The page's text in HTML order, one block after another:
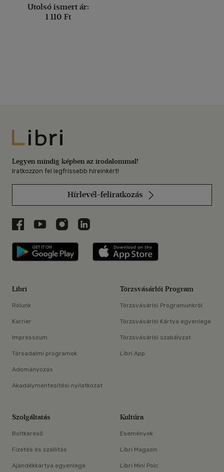
Utolsó ismert ár:
1 110 Ft
Libri
Legyen mindig képben az irodalommal!
Iratkozzon fel legfrissebb híreinkért!
Hírlevél-feliratkozás
Libri a Facebookon
Libri a Youtube-on
Libri az Instagramon
Libri a LinkedInen
Libri applikáció Szerezd meg: Google
Libri
Rólunk
Karrier
Impresszum
Társadalmi programok
Adományozás
Akadálymentesítési nyilatkozat
Törzsvásárlói Program
Törzsvásárlói Programunkról
Törzsvásárlói Kártya egyenlege
Törzsvásárlói szabályzat
Libri App
Szolgáltatás
Boltkereső
Fizetés és szállítás
Ajándékkártya egyenlege
Kultúra
Események
Libri Magazin
Libri Mini Polc